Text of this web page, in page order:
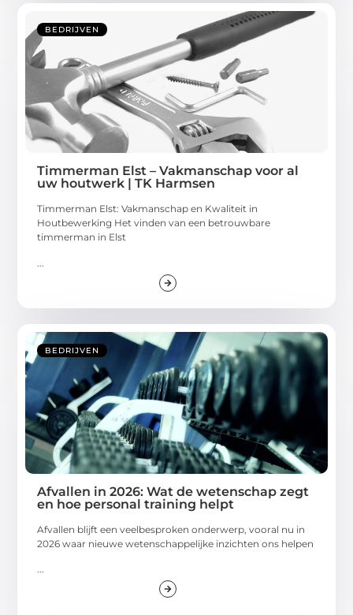
BEDRIJVEN
Timmerman Elst – Vakmanschap voor al
uw houtwerk | TK Harmsen
Timmerman Elst: Vakmanschap en Kwaliteit in
Houtbewerking Het vinden van een betrouwbare
timmerman in Elst
BEDRIJVEN
Afvallen in 2026: Wat de wetenschap zegt
en hoe personal training helpt
Afvallen blijft een veelbesproken onderwerp, vooral nu in
2026 waar nieuwe wetenschappelijke inzichten ons helpen